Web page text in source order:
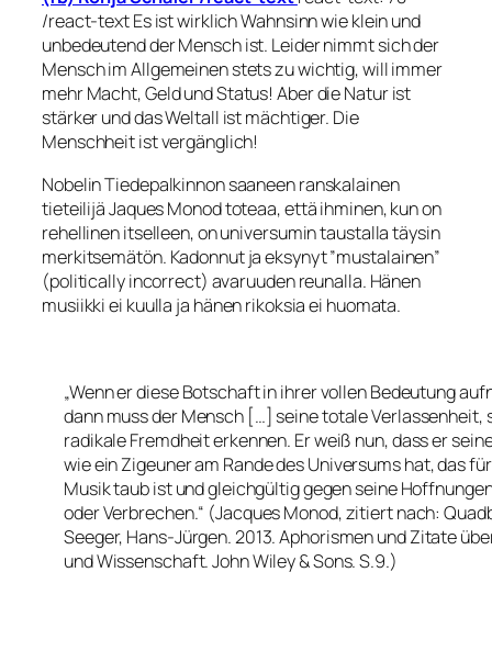
/react-text Es ist wirklich Wahnsinn wie klein und
unbedeutend der Mensch ist. Leider nimmt sich der
Mensch im Allgemeinen stets zu wichtig, will immer
mehr Macht, Geld und Status! Aber die Natur ist
stärker und das Weltall ist mächtiger. Die
Menschheit ist vergänglich!
Nobelin Tiedepalkinnon saaneen ranskalainen
tieteilijäJaques Monodtoteaa, että ihminen, kun on
rehellinen itselleen, on universumin taustalla täysin
merkitsemätön. Kadonnut ja eksynyt ”mustalainen”
(politically incorrect) avaruuden reunalla. Hänen
musiikki ei kuulla ja hänen rikoksia ei huomata.
„Wenn er diese Botschaft in ihrer vollen Bedeutung
dann muss der Mensch […] seine totale Verlassenheit,
radikale Fremdheit erkennen. Er weiß nun, dass er
wie ein Zigeuner am Rande des Universums hat, das
Musik taub ist und gleichgültig gegen seine
oder Verbrechen.“ (Jacques Monod, zitiert nach:
Seeger, Hans-Jürgen. 2013. Aphorismen und Zitate
und Wissenschaft. John Wiley & Sons. S.9.)